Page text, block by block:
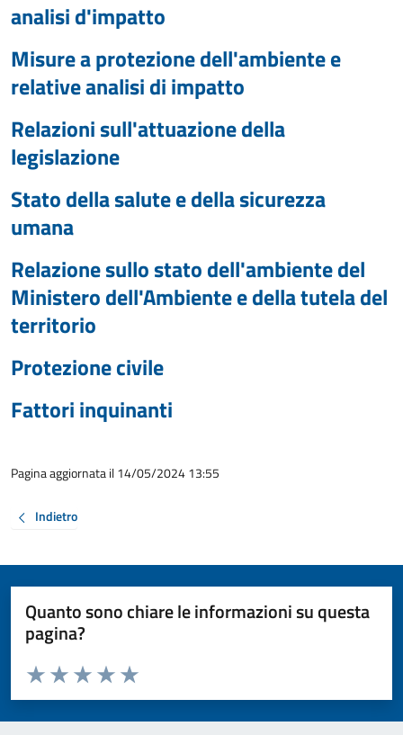
analisi d'impatto
Misure a protezione dell'ambiente e
relative analisi di impatto
Relazioni sull'attuazione della
legislazione
Stato della salute e della sicurezza
umana
Relazione sullo stato dell'ambiente del
Ministero dell'Ambiente e della tutela del
territorio
Protezione civile
Fattori inquinanti
Pagina aggiornata il 14/05/2024 13:55
Indietro
Quanto sono chiare le informazioni su questa
pagina?
Valuta da 1 a 5 stelle la pagina
Valuta 5 stelle su 5
Valuta 4 stelle su 5
Valuta 3 stelle su 5
Valuta 2 stelle su 5
Valuta 1 stelle su 5